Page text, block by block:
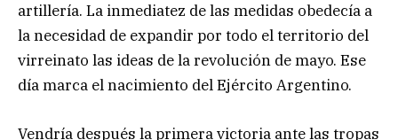
artillería. La inmediatez de las medidas obedecía a
la necesidad de expandir por todo el territorio del
virreinato las ideas de la revolución de mayo. Ese
día marca el nacimiento del Ejército Argentino.
Vendría después la primera victoria ante las tropas